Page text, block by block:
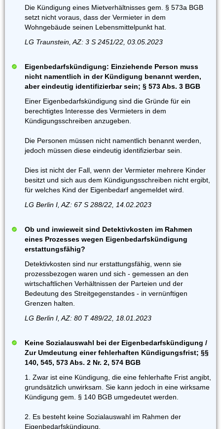
Die Kündigung eines Mietverhältnisses gem. § 573a BGB
setzt nicht voraus, dass der Vermieter in dem
Wohngebäude seinen Lebensmittelpunkt hat.
LG Traunstein, AZ: 3 S 2451/22, 03.05.2023
Eigenbedarfskündigung: Einziehende Person muss
nicht namentlich in der Kündigung benannt werden,
aber eindeutig identifizierbar sein; § 573 Abs. 3 BGB
Einer Eigenbedarfskündigung sind die Gründe für ein
berechtigtes Interesse des Vermieters in dem
Kündigungsschreiben anzugeben.
Die Personen müssen nicht namentlich benannt werden,
jedoch müssen diese eindeutig identifizierbar sein.
Dies ist nicht der Fall, wenn der Vermieter mehrere Kinder
besitzt und sich aus dem Kündigungsschreiben nicht ergibt,
für welches Kind der Eigenbedarf angemeldet wird.
LG Berlin I, AZ: 67 S 288/22, 14.02.2023
Ob und inwieweit sind Detektivkosten im Rahmen
eines Prozesses wegen Eigenbedarfskündigung
erstattungsfähig?
Detektivkosten sind nur erstattungsfähig, wenn sie
prozessbezogen waren und sich - gemessen an den
wirtschaftlichen Verhältnissen der Parteien und der
Bedeutung des Streitgegenstandes - in vernünftigen
Grenzen halten.
LG Berlin I, AZ: 80 T 489/22, 18.01.2023
Keine Sozialauswahl bei der Eigenbedarfskündigung /
Zur Umdeutung einer fehlerhaften Kündigungsfrist; §§
140, 545, 573 Abs. 2 Nr. 2, 574 BGB
1. Zwar ist eine Kündigung, die eine fehlerhafte Frist angibt,
grundsätzlich unwirksam. Sie kann jedoch in eine wirksame
Kündigung gem. § 140 BGB umgedeutet werden.
2. Es besteht keine Sozialauswahl im Rahmen der
Eigenbedarfskündigung.